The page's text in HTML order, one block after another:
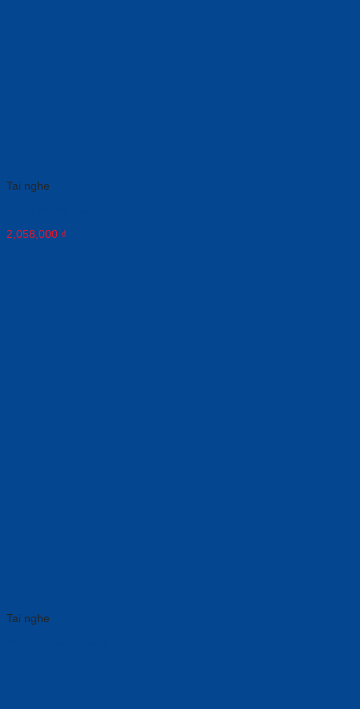
Tai nghe
2,058,000 ₫
Tai nghe